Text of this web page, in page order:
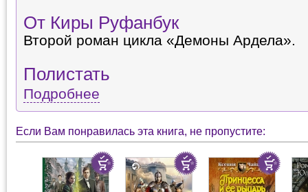
От Киры Руфанбук
Второй роман цикла «Демоны Ардела».
Полистать
Подробнее
Если Вам понравилась эта книга, не пропустите: